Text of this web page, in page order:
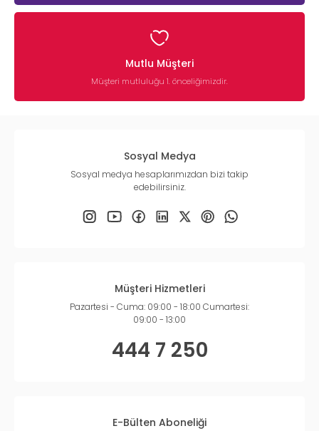
Mutlu Müşteri
Müşteri mutluluğu 1. önceliğimizdir.
Sosyal Medya
Sosyal medya hesaplarımızdan bizi takip
edebilirsiniz.
Müşteri Hizmetleri
Pazartesi - Cuma: 09:00 - 18:00 Cumartesi:
09:00 - 13:00
444 7 250
E-Bülten Aboneliği